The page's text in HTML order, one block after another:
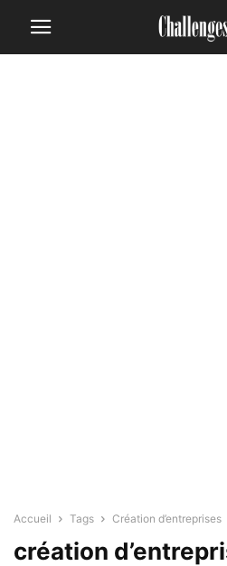
Accueil Tags Création d’entreprises
création